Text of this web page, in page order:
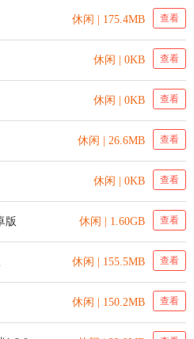
休闲 | 175.4MB 查看
休闲 | 0KB 查看
休闲 | 0KB 查看
休闲 | 26.6MB 查看
休闲 | 0KB 查看
版 休闲 | 1.60GB 查看
休闲 | 155.5MB 查看
休闲 | 150.2MB 查看